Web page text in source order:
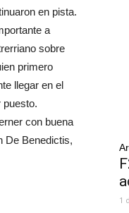
en pista.
a
sobre
primero
llegar en el
puesto.
con buena
De Benedictis,
1